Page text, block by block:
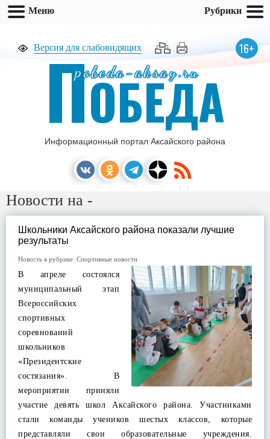
Версия для слабовидящих 16+
pobeda-aksay.ru
ПОБЕДА
Информационный портал Аксайского района
Новости на -
Школьники Аксайского района показали лучшие
результаты
Новость в рубрике: Спортивные новости
В апреле состоялся
муниципальный этап
Всероссийских
спортивных
соревнований
школьников
«Президентские
состязания». В
мероприятии приняли
участие девять школ Аксайского района. Участниками
стали команды учеников шестых классов, которые
представляли свои образовательные учреждения.
Меню Рубрики